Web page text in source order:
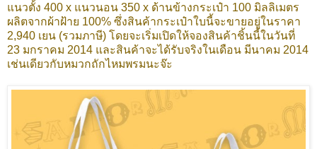
แนวตั้ง 400 x แนวนอน 350 x ด้านข้างกระเป๋า 100 มิลลิเมตร
ผลิตจากผ้าฝ้าย 100% ซึ่งสินค้ากระเป๋าใบนี้จะขายอยู่ในราคา
2,940 เยน (รวมภาษี) โดยจะเริ่มเปิดให้จองสินค้าชิ้นนี้ในวันที่
23 มกราคม 2014 และสินค้าจะได้รับจริงในเดือน มีนาคม 2014
เช่นเดียวกับหมวกถักไหมพรมนะจ๊ะ